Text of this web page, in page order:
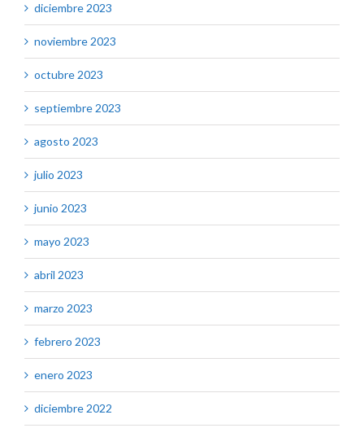
diciembre 2023
noviembre 2023
octubre 2023
septiembre 2023
agosto 2023
julio 2023
junio 2023
mayo 2023
abril 2023
marzo 2023
febrero 2023
enero 2023
diciembre 2022